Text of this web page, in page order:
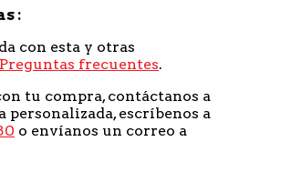
con esta y otras
Preguntas frecuentes.
tu compra, contáctanos a
escríbenos a
o envíanos un correo a